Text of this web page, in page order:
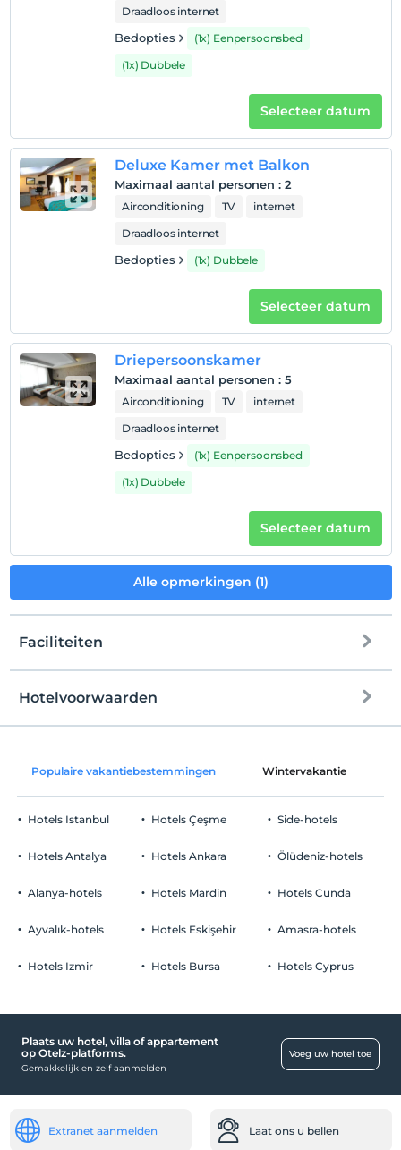
Kinderen jonger dan 0 jaar mogen niet in deze faciliteit
Draadloos internet
Bedopties
(1x) Eenpersoonsbed
(1x) Dubbele
Selecteer datum
Deluxe Kamer met Balkon
Maximaal aantal personen : 2
Airconditioning TV
internet
Draadloos internet
Bedopties (1x) Dubbele
Selecteer datum
Driepersoonskamer
Maximaal aantal personen : 5
Airconditioning TV
internet
Draadloos internet
Bedopties
(1x) Eenpersoonsbed
(1x) Dubbele
Selecteer datum
Alle opmerkingen (1)
Faciliteiten
Gemeenschappelijke ruimtes en alle
Parkeerplaats
Betaald Priveparkeren
Eten & Drinken
Ontbijtkamer
Lift
Hotelvoorwaarden
Check in
Uitchecken
Voor 12:00
huisdier
Kinderen jonger dan 0 jaar mogen niet in deze faciliteit
Populaire vakantiebestemmingen Wintervakantie
Hotels Istanbul
Hotels Antalya
Alanya-hotels
Ayvalık-hotels
Hotels Izmir
Hotels Çeşme
Hotels Ankara
Hotels Mardin
Hotels Eskişehir
Hotels Bursa
Side-hotels
Ölüdeniz-hotels
Hotels Cunda
Amasra-hotels
Hotels Cyprus
Plaats uw hotel, villa of appartement
op Otelz-platforms.
Gemakkelijk en zelf aanmelden
Voeg uw hotel toe
Extranet aanmelden Laat ons u bellen